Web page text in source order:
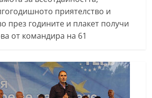
приятелство и
през годините и плакет получи
от командира на 61